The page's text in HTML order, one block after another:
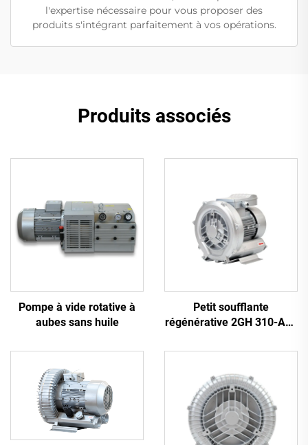
l'expertise nécessaire pour vous proposer des
produits s'intégrant parfaitement à vos opérations.
Produits associés
Pompe à vide rotative à
aubes sans huile
Petit soufflante
régénérative 2GH 310-A11
pour spa et bassin